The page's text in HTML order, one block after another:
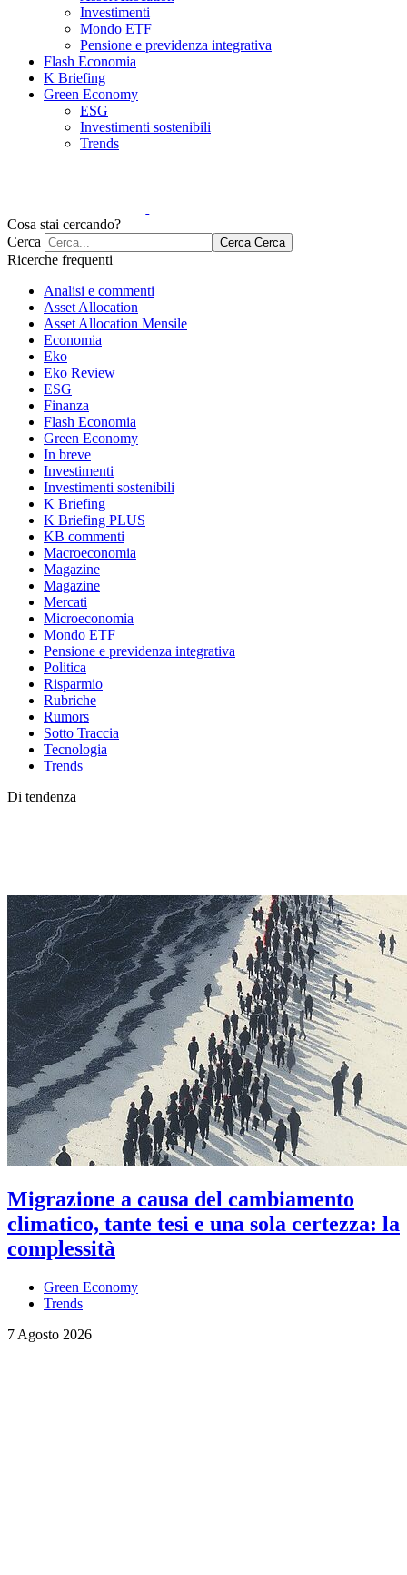
Investimenti
Mondo ETF
Pensione e previdenza integrativa
Flash Economia
K Briefing
Green Economy
ESG
Investimenti sostenibili
Trends
Cosa stai cercando?
Cerca
Cerca Cerca
Ricerche frequenti
Analisi e commenti
Asset Allocation
Asset Allocation Mensile
Economia
Eko
Eko Review
ESG
Finanza
Flash Economia
Green Economy
In breve
Investimenti
Investimenti sostenibili
K Briefing
K Briefing PLUS
KB commenti
Macroeconomia
Magazine
Magazine
Mercati
Microeconomia
Mondo ETF
Pensione e previdenza integrativa
Politica
Risparmio
Rubriche
Rumors
Sotto Traccia
Tecnologia
Trends
Di tendenza
Migrazione a causa del cambiamento
climatico, tante tesi e una sola certezza: la
complessità
Green Economy
Trends
7 Agosto 2026